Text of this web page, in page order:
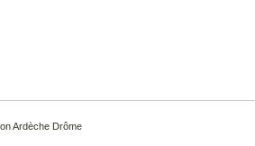
Ardèche Drôme